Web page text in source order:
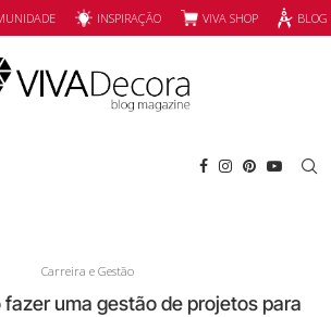
INSPIRAÇÃO VIVA SHOP
Carreira e Gestão
uma gestão de projetos para